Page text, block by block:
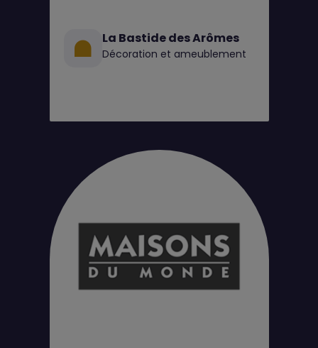
La Bastide des Arômes
Décoration et ameublement